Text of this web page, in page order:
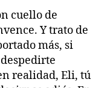
cuello de
Y trato de
más, si
realidad, Eli, tú